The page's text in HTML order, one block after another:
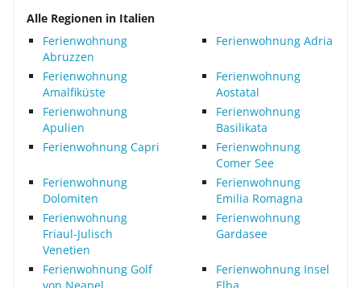
Alle Regionen in Italien
Ferienwohnung
Abruzzen
Ferienwohnung Adria
Ferienwohnung
Amalfiküste
Ferienwohnung
Aostatal
Ferienwohnung
Apulien
Ferienwohnung
Basilikata
Ferienwohnung Capri
Ferienwohnung
Comer See
Ferienwohnung
Dolomiten
Ferienwohnung
Emilia Romagna
Ferienwohnung
Friaul-Julisch
Venetien
Ferienwohnung
Gardasee
Ferienwohnung Golf
Ferienwohnung Insel